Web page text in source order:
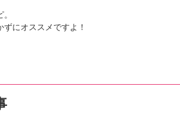
にオススメですよ！